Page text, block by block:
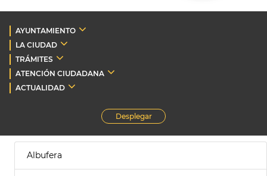
AYUNTAMIENTO
LA CIUDAD
TRÁMITES
ATENCIÓN CIUDADANA
ACTUALIDAD
Desplegar
Albufera